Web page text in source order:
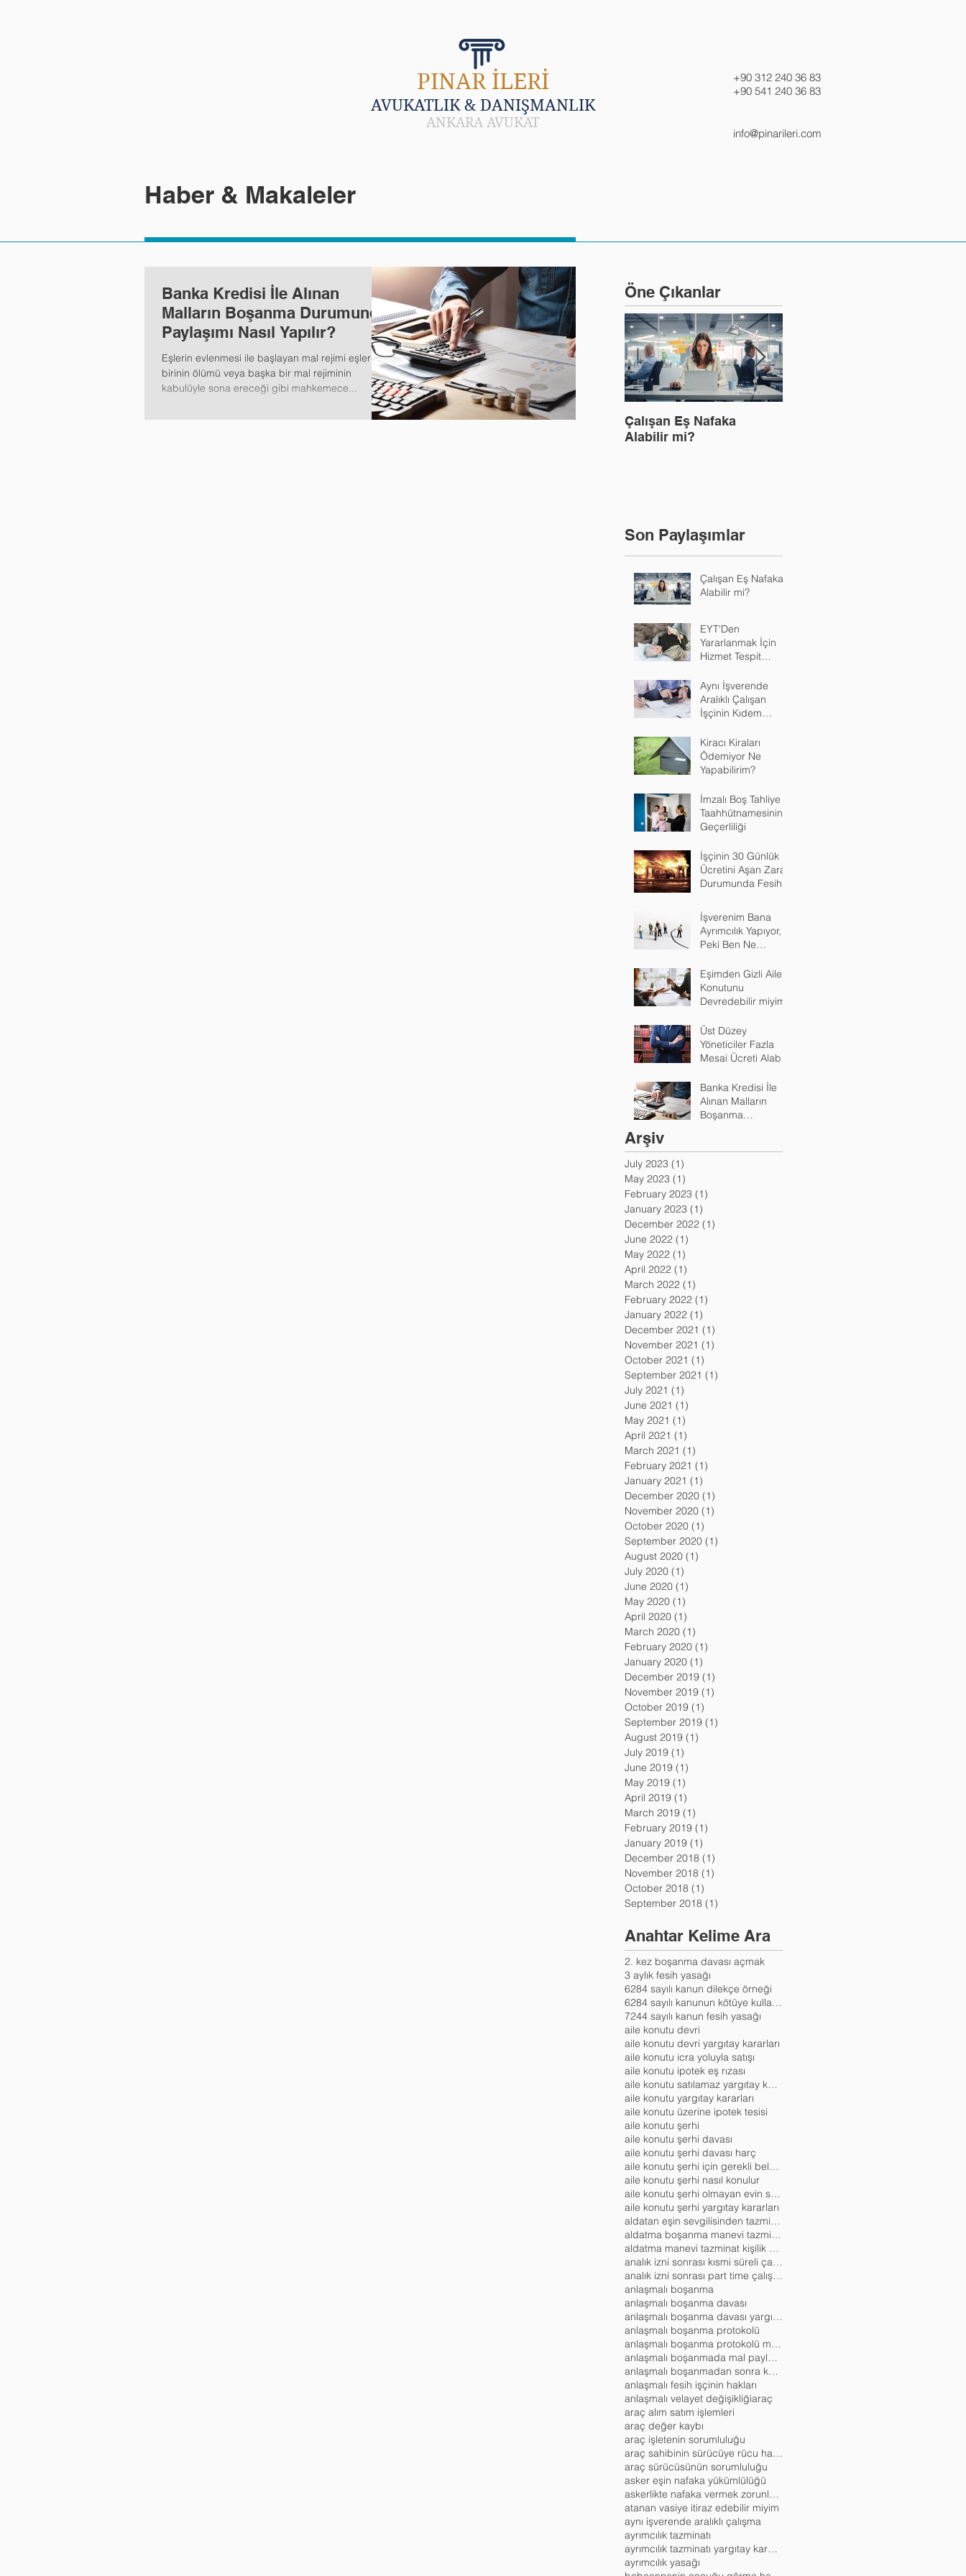
PINAR İLERİ
AVUKATLIK & DANIŞMANLIK
ANKARA AVUKAT
+90 312 240 36 83
+90 541 240 36 83
info@pinarileri.com
Haber & Makaleler
Banka Kredisi İle Alınan
Malların Boşanma Durumunda
Paylaşımı Nasıl Yapılır?
Eşlerin evlenmesi ile başlayan mal rejimi eşlerden
birinin ölümü veya başka bir mal rejiminin
kabulüyle sona ereceği gibi mahkemece...
Öne Çıkanlar
Çalışan Eş Nafaka
Alabilir mi?
Son Paylaşımlar
Çalışan Eş Nafaka
Alabilir mi?
EYT'Den
Yararlanmak İçin
Hizmet Tespit
Aynı İşverende
Aralıklı Çalışan
İşçinin Kıdem
Kiracı Kiraları
Ödemiyor Ne
Yapabilirim?
İmzalı Boş Tahliye
Taahhütnamesinin
Geçerliliği
İşçinin 30 Günlük
Ücretini Aşan Zarar
Durumunda Fesih
İşverenim Bana
Ayrımcılık Yapıyor,
Peki Ben Ne
Eşimden Gizli Aile
Konutunu
Devredebilir miyim?
Üst Düzey
Yöneticiler Fazla
Mesai Ücreti Alabilir
Banka Kredisi İle
Alınan Malların
Boşanma
Yapılır?
Arşiv
July 2023 (1)
May 2023 (1)
February 2023 (1)
January 2023 (1)
December 2022 (1)
June 2022 (1)
May 2022 (1)
April 2022 (1)
March 2022 (1)
February 2022 (1)
January 2022 (1)
December 2021 (1)
November 2021 (1)
October 2021 (1)
September 2021 (1)
July 2021 (1)
June 2021 (1)
May 2021 (1)
April 2021 (1)
March 2021 (1)
February 2021 (1)
January 2021 (1)
December 2020 (1)
November 2020 (1)
October 2020 (1)
September 2020 (1)
August 2020 (1)
July 2020 (1)
June 2020 (1)
May 2020 (1)
April 2020 (1)
March 2020 (1)
February 2020 (1)
January 2020 (1)
December 2019 (1)
November 2019 (1)
October 2019 (1)
September 2019 (1)
August 2019 (1)
July 2019 (1)
June 2019 (1)
May 2019 (1)
April 2019 (1)
March 2019 (1)
February 2019 (1)
January 2019 (1)
December 2018 (1)
November 2018 (1)
October 2018 (1)
September 2018 (1)
Anahtar Kelime Ara
2. kez boşanma davası açmak
3 aylık fesih yasağı
6284 sayılı kanun dilekçe örneği
6284 sayılı kanunun kötüye kullanılması
7244 sayılı kanun fesih yasağı
aile konutu devri
aile konutu devri yargıtay kararları
aile konutu icra yoluyla satışı
aile konutu ipotek eş rızası
aile konutu satılamaz yargıtay kararları
aile konutu yargıtay kararları
aile konutu üzerine ipotek tesisi
aile konutu şerhi
aile konutu şerhi davası
aile konutu şerhi davası harç
aile konutu şerhi için gerekli belgeler
aile konutu şerhi nasıl konulur
aile konutu şerhi olmayan evin satışı
aile konutu şerhi yargıtay kararları
aldatan eşin sevgilisinden tazminat istenebilir mi
aldatma boşanma manevi tazminat
aldatma manevi tazminat kişilik hakları
analık izni sonrası kısmi süreli çalışma
analık izni sonrası part time çalışma
anlaşmalı boşanma
anlaşmalı boşanma davası
anlaşmalı boşanma davası yargıtay kararla
anlaşmalı boşanma protokolü
anlaşmalı boşanma protokolü mal paylaşımı örneği
anlaşmalı boşanmada mal paylaşımı
anlaşmalı boşanmadan sonra katkı payı davası
anlaşmalı fesih işçinin hakları
anlaşmalı velayet değişikliğiaraç
araç alım satım işlemleri
araç değer kaybı
araç işletenin sorumluluğu
araç sahibinin sürücüye rücu hakkı
araç sürücüsünün sorumluluğu
asker eşin nafaka yükümlülüğü
askerlikte nafaka vermek zorunlu mudur
atanan vasiye itiraz edebilir miyim
aynı işverende aralıklı çalışma
ayrımcılık tazminatı
ayrımcılık tazminatı yargıtay kararları
ayrımcılık yasağı